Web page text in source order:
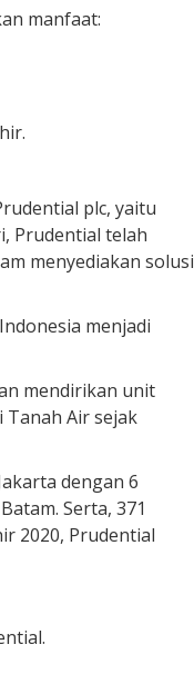
manfaat:
plc, yaitu
Prudential telah
menyediakan solusi
menjadi
mendirikan unit
Tanah Air sejak
dengan 6
Serta, 371
2020, Prudential